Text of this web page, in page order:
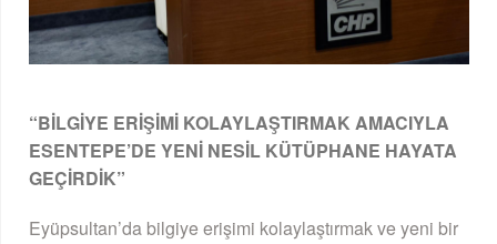
“BİLGİYE ERİŞİMİ KOLAYLAŞTIRMAK AMACIYLA
ESENTEPE’DE YENİ NESİL KÜTÜPHANE HAYATA
GEÇİRDİK”
Eyüpsultan’da bilgiye erişimi kolaylaştırmak ve yeni bir